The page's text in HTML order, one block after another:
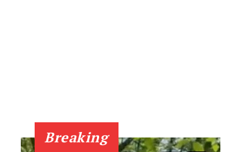
Breaking